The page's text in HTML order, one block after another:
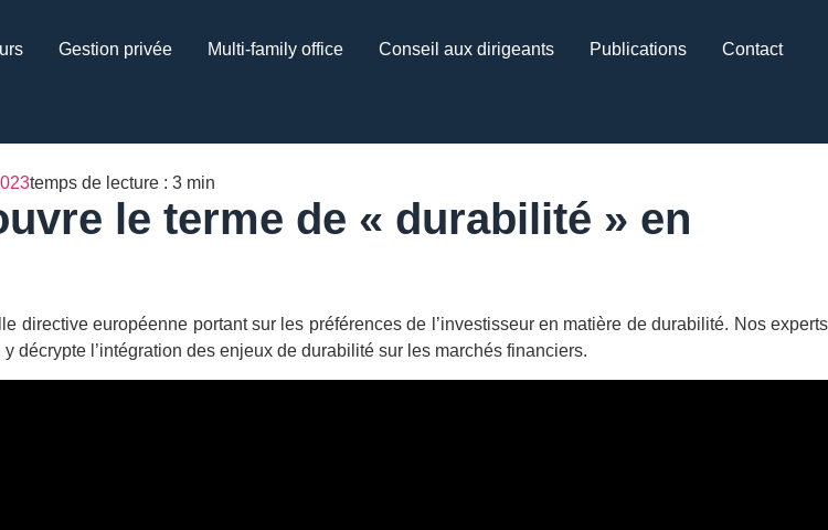
Gestion privée Multi-family office Conseil aux dirigeants Publications Contact
temps de lecture : 3 min
le terme de « durabilité » en
directive européenne portant sur les préférences de l’investisseur en matière de durabilité. Nos experts
décrypte l’intégration des enjeux de durabilité sur les marchés financiers.